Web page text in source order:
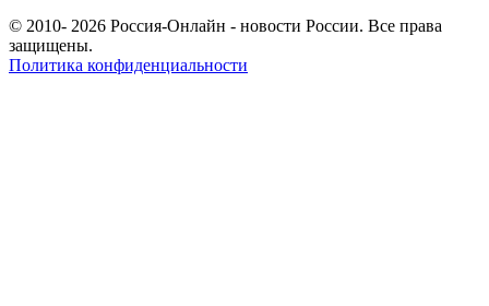
© 2010- 2026 Россия-Онлайн - новости России. Все права
защищены.
Политика конфиденциальности